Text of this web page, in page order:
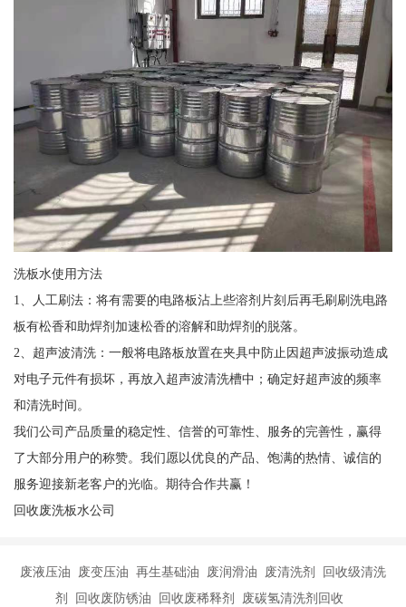
洗板水使用方法
1、人工刷法：将有需要的电路板沾上些溶剂片刻后再毛刷刷洗电路
板有松香和助焊剂加速松香的溶解和助焊剂的脱落。
2、超声波清洗：一般将电路板放置在夹具中防止因超声波振动造成
对电子元件有损坏，再放入超声波清洗槽中；确定好超声波的频率
和清洗时间。
我们公司产品质量的稳定性、信誉的可靠性、服务的完善性，赢得
了大部分用户的称赞。我们愿以优良的产品、饱满的热情、诚信的
服务迎接新老客户的光临。期待合作共赢！
回收废洗板水公司
废液压油 废变压油 再生基础油 废润滑油 废清洗剂 回收级清洗
剂 回收废防锈油 回收废稀释剂 废碳氢清洗剂回收